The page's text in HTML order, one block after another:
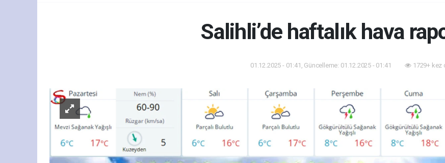
Salihli’de haftalık hava
01.12.2025 - 01:41, Güncelleme: 01.12.2025 - 01:41 1729+ kez